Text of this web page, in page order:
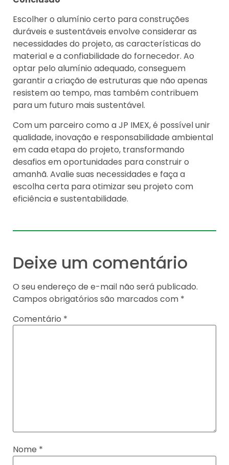
Escolher o alumínio certo para construções
duráveis e sustentáveis envolve considerar as
necessidades do projeto, as características do
material e a confiabilidade do fornecedor. Ao
optar pelo alumínio adequado, conseguem
garantir a criação de estruturas que não apenas
resistem ao tempo, mas também contribuem
para um futuro mais sustentável.
Com um parceiro como a JP IMEX, é possível unir
qualidade, inovação e responsabilidade ambiental
em cada etapa do projeto, transformando
desafios em oportunidades para construir o
amanhã. Avalie suas necessidades e faça a
escolha certa para otimizar seu projeto com
eficiência e sustentabilidade.
Deixe um comentário
O seu endereço de e-mail não será publicado.
Campos obrigatórios são marcados com *
Comentário *
Nome *